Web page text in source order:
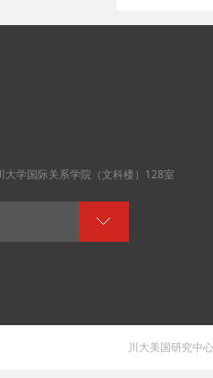
学国际关系学院（文科楼）128室
川大美国研究中